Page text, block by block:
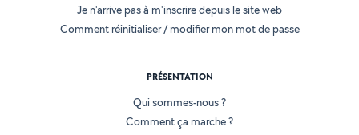
Je n'arrive pas à m'inscrire depuis le site web
Comment réinitialiser / modifier mon mot de passe
PRÉSENTATION
Qui sommes-nous ?
Comment ça marche ?